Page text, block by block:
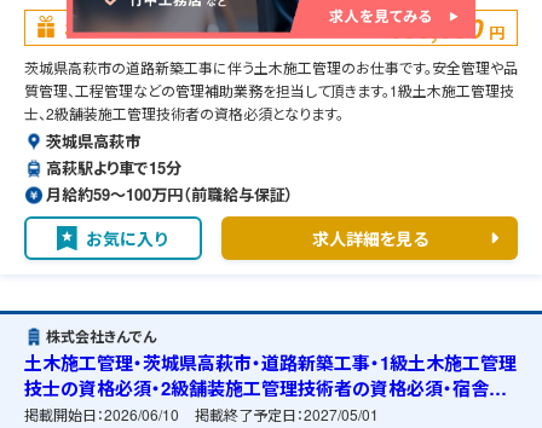
お祝い金 100,000 円
茨城県高萩市の道路新築工事に伴う土木施工管理のお仕事です。安全管理や品
質管理、工程管理などの管理補助業務を担当して頂きます。1級土木施工管理技
士、2級舗装施工管理技術者の資格必須となります。
茨城県高萩市
高萩駅より車で15分
月給約59〜100万円（前職給与保証）
お気に入り 求人詳細を見る
株式会社きんでん
土木施工管理・茨城県高萩市・道路新築工事・1級土木施工管理
技士の資格必須・2級舗装施工管理技術者の資格必須・宿舎の
準備可能
掲載開始日：2026/06/10 掲載終了予定日：2027/05/01